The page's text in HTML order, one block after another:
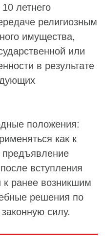
летнего
религиозным
имущества,
или
в результате
положения:
как к
вступления
к ранее возникшим
решения по
силу.